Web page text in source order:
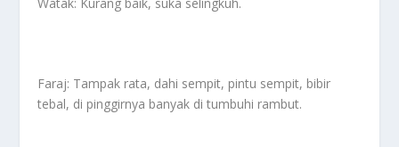
Faraj: Tampak rata, dahi sempit, pintu sempit, bibir
tebal, di pinggirnya banyak di tumbuhi rambut.